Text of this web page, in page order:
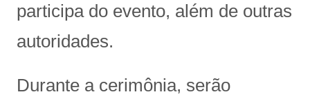
participa do evento, além de outras
autoridades.
Durante a cerimônia, serão